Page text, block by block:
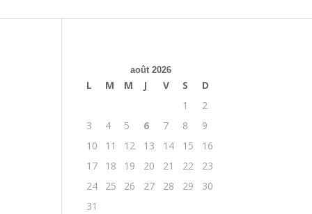
août 2026
L M M J V S
D
1
2
3
4 5 6 7 8
9
10
11 12 13 14 15
16
17
18 19 20 21 22
23
24
25 26 27 28 29
30
31